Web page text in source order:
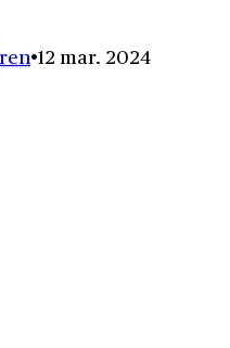
12 mar. 2024